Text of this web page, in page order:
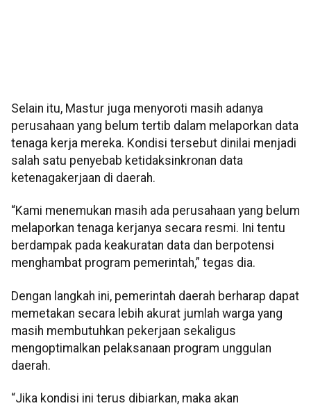
Selain itu, Mastur juga menyoroti masih adanya
perusahaan yang belum tertib dalam melaporkan data
tenaga kerja mereka. Kondisi tersebut dinilai menjadi
salah satu penyebab ketidaksinkronan data
ketenagakerjaan di daerah.
“Kami menemukan masih ada perusahaan yang belum
melaporkan tenaga kerjanya secara resmi. Ini tentu
berdampak pada keakuratan data dan berpotensi
menghambat program pemerintah,” tegas dia.
Dengan langkah ini, pemerintah daerah berharap dapat
memetakan secara lebih akurat jumlah warga yang
masih membutuhkan pekerjaan sekaligus
mengoptimalkan pelaksanaan program unggulan
daerah.
“Jika kondisi ini terus dibiarkan, maka akan